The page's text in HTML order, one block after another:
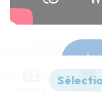
Versions